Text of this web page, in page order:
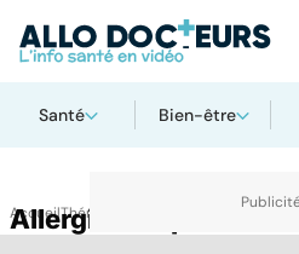
Santé Bien-être
AccueilThématiques
Allergie au sperme